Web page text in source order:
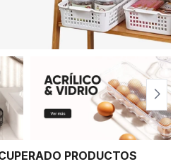
PRODUCTOS